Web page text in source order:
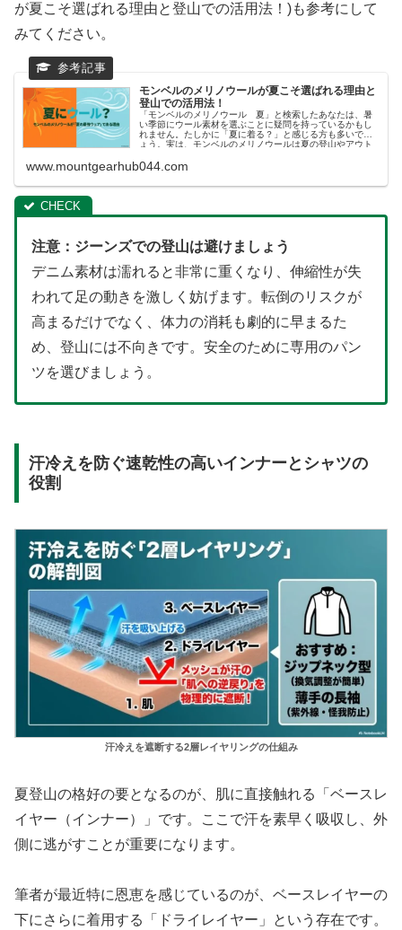
が夏こそ選ばれる理由と登山での活用法！)も参考にして
みてください。
モンベルのメリノウールが夏こそ選ばれる理由と
登山での活用法！
「モンベルのメリノウール 夏」と検索したあなたは、暑
い季節にウール素材を選ぶことに疑問を持っているかもし
れません。たしかに「夏に着る？」と感じる方も多いでし
ょう。実は、モンベルのメリノウールは夏の登山やアウト
す。アウトドアにも日常にも使えるモンベルのメリノウー
ルは夏の新定番です。
www.mountgearhub044.com
注意：ジーンズでの登山は避けましょう
デニム素材は濡れると非常に重くなり、伸縮性が失
われて足の動きを激しく妨げます。転倒のリスクが
高まるだけでなく、体力の消耗も劇的に早まるた
め、登山には不向きです。安全のために専用のパン
ツを選びましょう。
汗冷えを防ぐ速乾性の高いインナーとシャツの
役割
汗冷えを遮断する2層レイヤリングの仕組み
夏登山の格好の要となるのが、肌に直接触れる「ベースレ
イヤー（インナー）」です。ここで汗を素早く吸収し、外
側に逃がすことが重要になります。
筆者が最近特に恩恵を感じているのが、ベースレイヤーの
下にさらに着用する「ドライレイヤー」という存在です。